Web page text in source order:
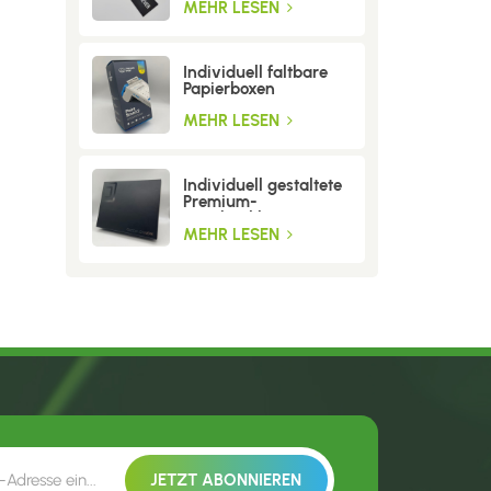
MEHR LESEN
Individuell faltbare
Papierboxen
MEHR LESEN
Individuell gestaltete
Premium-
Geschenkboxen aus
Wellpappe
MEHR LESEN